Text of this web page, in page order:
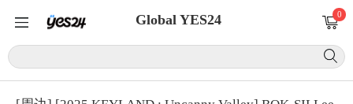
Global YES24 0